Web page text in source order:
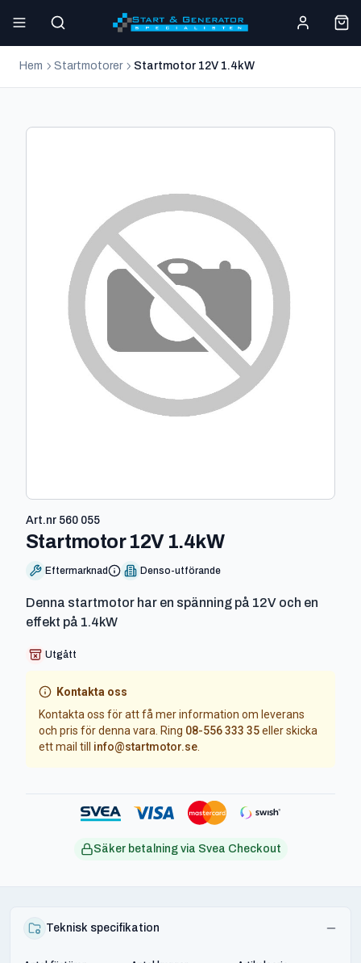
Hem Startmotorer Startmotor 12V 1.4kW
Art.nr 560 055
Startmotor 12V 1.4kW-
Eftermarknad Denso-utförande
Denna startmotor har en spänning på 12V och en
effekt på 1.4kW
Utgått
Kontakta oss
Kontakta oss för att få mer information om leverans
och pris för denna vara. Ring 08-556 333 35eller skicka
ett mail till
info@startmotor.se
Säker betalning via Svea Checkout
Teknisk specifikation